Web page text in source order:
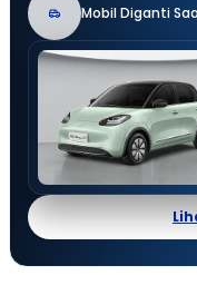
Mobil Diganti